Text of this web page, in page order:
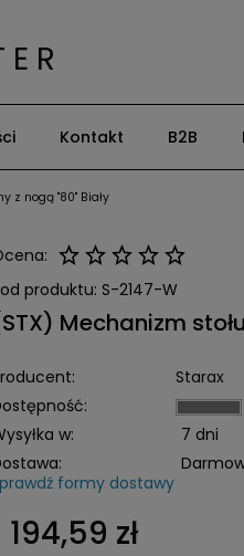
R
Kontakt B2B
z nogą "80" Biały
produktu: S-2147-W
Mechanizm
Starax
w:
7 dni
płatności
formy dostawy
194,59 zł